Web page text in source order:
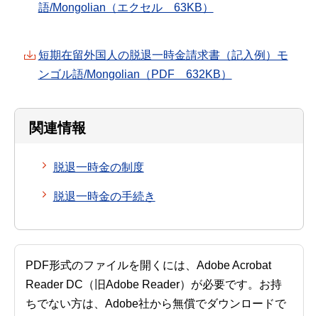
語/Mongolian（エクセル 63KB）
短期在留外国人の脱退一時金請求書（記入例）モ
ンゴル語/Mongolian（PDF 632KB）
関連情報
脱退一時金の制度
脱退一時金の手続き
PDF形式のファイルを開くには、Adobe Acrobat
Reader DC（旧Adobe Reader）が必要です。お持
ちでない方は、Adobe社から無償でダウンロードで